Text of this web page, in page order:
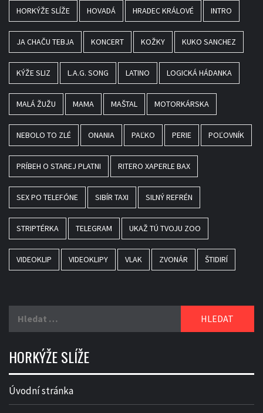
HORKÝŽE SLÍŽE HOVADÁ HRADEC KRÁLOVÉ INTRO
JA CHAČU TEBJA KONCERT KOŽKY KUKO SANCHEZ
KÝŽE SLIZ L.A.G. SONG LATINO LOGICKÁ HÁDANKA
MALÁ ŽUŽU MAMA MAŠTAL MOTORKÁRSKA
NEBOLO TO ZLÉ ONANIA PAĽKO PERIE POĽOVNÍK
PRÍBEH O STAREJ PLATNI RITERO XAPERLE BAX
SEX PO TELEFÓNE SIBÍR TAXI SILNÝ REFRÉN
STRIPTÉRKA TELEGRAM UKAŽ TÚ TVOJU ZOO
VIDEOKLIP VIDEOKLIPY VLAK ZVONÁR ŠTIDIRÍ
HORKÝŽE SLÍŽE
Úvodní stránka